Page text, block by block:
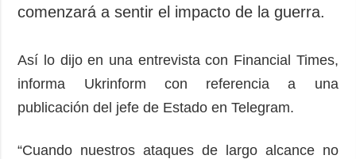
comenzará a sentir el impacto de la guerra.
Así lo dijo en una entrevista con Financial Times,
informa Ukrinform con referencia a una
publicación del jefe de Estado en Telegram.
“Cuando nuestros ataques de largo alcance no